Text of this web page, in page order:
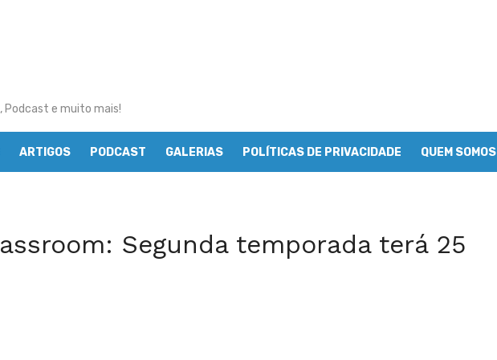
Podcast e muito mais!
ARTIGOS PODCAST GALERIAS POLÍTICAS DE PRIVACIDADE QUEM SOMOS
Segunda temporada terá 25